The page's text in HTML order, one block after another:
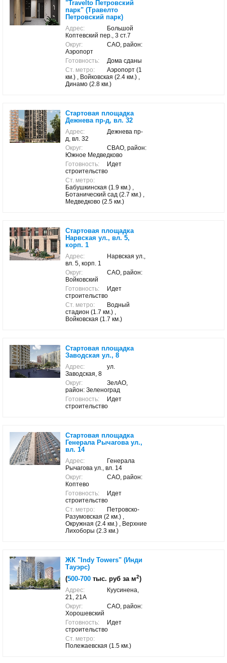
"Travelto Петровский
парк" (Травелто
Петровский парк)
Адрес:
Большой
Коптевский пер., 3 ст.7
Округ:
САО, район:
Аэропорт
Готовность:
Дома сданы
Ст. метро:
Аэропорт (1
км.) , Войковская (2.4 км.) ,
Динамо (2.8 км.)
Стартовая площадка
Дежнева пр-д, вл. 32
Адрес:
Дежнева пр-
д, вл. 32
Округ:
СВАО, район:
Южное Медведково
Готовность:
Идет
строительство
Ст. метро:
Бабушкинская (1.9 км.) ,
Ботанический сад (2.7 км.) ,
Медведково (2.5 км.)
Стартовая площадка
Нарвская ул., вл. 5,
корп. 1
Адрес:
Нарвская ул.,
вл. 5, корп. 1
Округ:
САО, район:
Войковский
Готовность:
Идет
строительство
Ст. метро:
Водный
стадион (1.7 км.) ,
Войковская (1.7 км.)
Стартовая площадка
Заводская ул., 8
Адрес:
ул.
Заводская, 8
Округ:
ЗелАО,
район: Зеленоград
Готовность:
Идет
строительство
Стартовая площадка
Генерала Рычагова ул.,
вл. 14
Адрес:
Генерала
Рычагова ул., вл. 14
Округ:
САО, район:
Коптево
Готовность:
Идет
строительство
Ст. метро:
Петровско-
Разумовская (2 км.) ,
Окружная (2.4 км.) , Верхние
Лихоборы (2.3 км.)
ЖК "Indy Towers" (Инди
Тауэрс)
(500-700 тыс. руб за м2)
Адрес:
Куусинена,
21, 21А
Округ:
САО, район:
Хорошевский
Готовность:
Идет
строительство
Ст. метро:
Полежаевская (1.5 км.)